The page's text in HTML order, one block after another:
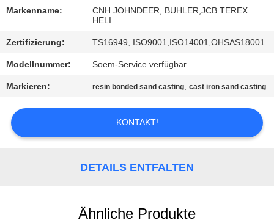
SIE
MIT
UNS
VERBINDUNG
NACHRICHTEN
FORDERN
Markenname:
CNH JOHNDEER, BUHLER,JCB TEREX
HELI
Zertifizierung: TS16949, ISO9001,ISO14001,OHSAS18001
Modellnummer: Soem-Service verfügbar.
Markieren: resin bonded sand casting,cast iron sand casting
KONTAKT!
DETAILS ENTFALTEN
Ähnliche Produkte